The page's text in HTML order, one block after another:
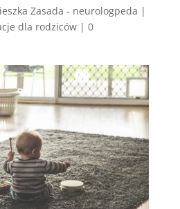
Zasada - neurologpeda |
dla rodziców| 0